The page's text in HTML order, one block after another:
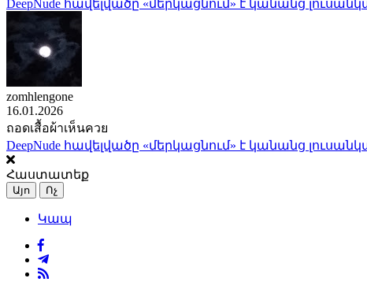
DeepNude հավելվածը «մերկացնում» է կանանց
zomhlengone
16.01.2026
ถอดเสื้อผ้าเห็นควย
DeepNude հավելվածը «մերկացնում» է կանանց
Հաստատեք
Այո Ոչ
Կապ